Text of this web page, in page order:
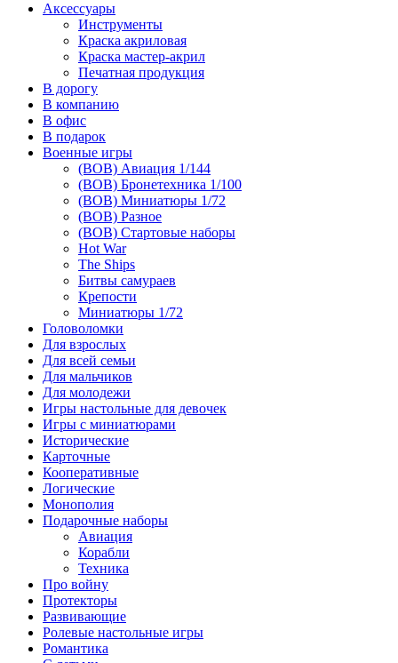
Аксессуары
Инструменты
Краска акриловая
Краска мастер-акрил
Печатная продукция
В дорогу
В компанию
В офис
В подарок
Военные игры
(ВОВ) Авиация 1/144
(ВОВ) Бронетехника 1/100
(ВОВ) Миниатюры 1/72
(ВОВ) Разное
(ВОВ) Стартовые наборы
Hot War
The Ships
Битвы самураев
Крепости
Миниатюры 1/72
Головоломки
Для взрослых
Для всей семьи
Для мальчиков
Для молодежи
Игры настольные для девочек
Игры с миниатюрами
Исторические
Карточные
Кооперативные
Логические
Монополия
Подарочные наборы
Авиация
Корабли
Техника
Про войну
Протекторы
Развивающие
Ролевые настольные игры
Романтика